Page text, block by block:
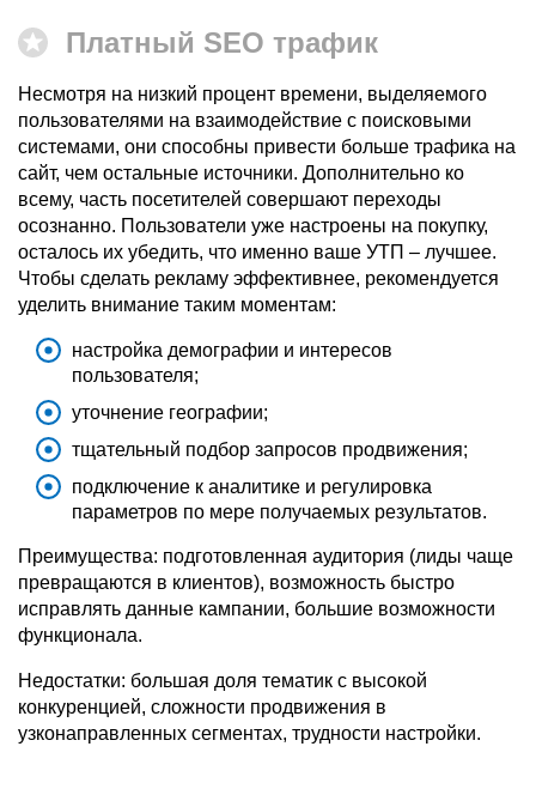
Платный SEO трафик
Несмотря на низкий процент времени, выделяемого
пользователями на взаимодействие с поисковыми
системами, они способны привести больше трафика на
сайт, чем остальные источники. Дополнительно ко
всему, часть посетителей совершают переходы
осознанно. Пользователи уже настроены на покупку,
осталось их убедить, что именно ваше УТП – лучшее.
Чтобы сделать рекламу эффективнее, рекомендуется
уделить внимание таким моментам:
настройка демографии и интересов
пользователя;
уточнение географии;
тщательный подбор запросов продвижения;
подключение к аналитике и регулировка
параметров по мере получаемых результатов.
Преимущества: подготовленная аудитория (лиды чаще
превращаются в клиентов), возможность быстро
исправлять данные кампании, большие возможности
функционала.
Недостатки: большая доля тематик с высокой
конкуренцией, сложности продвижения в
узконаправленных сегментах, трудности настройки.